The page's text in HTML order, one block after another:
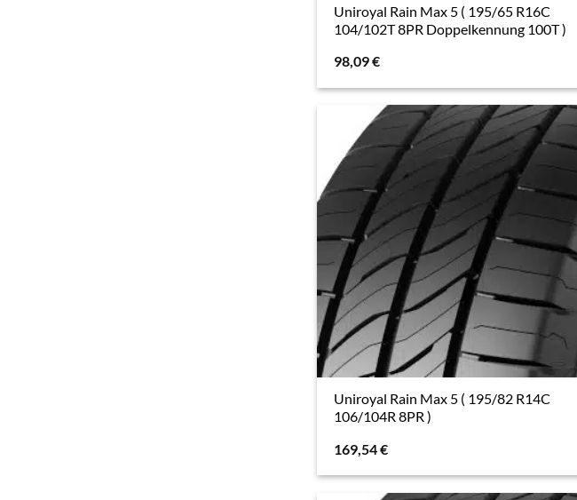
Uniroyal Rain Max 5 ( 195/65 R16C
104/102T 8PR Doppelkennung 100T )
98,09€
Uniroyal Rain Max 5 ( 195/82 R14C
106/104R 8PR )
169,54€